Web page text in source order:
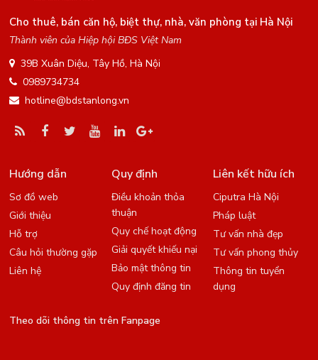
Cho thuê, bán căn hộ, biệt thự, nhà, văn phòng tại Hà Nội
Thành viên của Hiệp hội BĐS Việt Nam
39B Xuân Diệu, Tây Hồ, Hà Nội
0989734734
hotline@bdstanlong.vn
Hướng dẫn
Sơ đồ web
Giới thiệu
Hỗ trợ
Câu hỏi thường gặp
Liên hệ
Quy định
Điều khoản thỏa
thuận
Quy chế hoạt động
Giải quyết khiếu nại
Bảo mật thông tin
Quy định đăng tin
Liên kết hữu ích
Ciputra Hà Nội
Pháp luật
Tư vấn nhà đẹp
Tư vấn phong thủy
Thông tin tuyển
dụng
Theo dõi thông tin trên Fanpage